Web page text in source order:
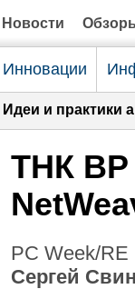
Новости
Инновации
Идеи и практики
ТНК BP
PC Week/RE
Сергей